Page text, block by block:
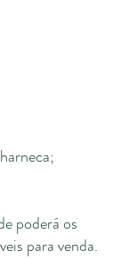
poderá os
para venda.